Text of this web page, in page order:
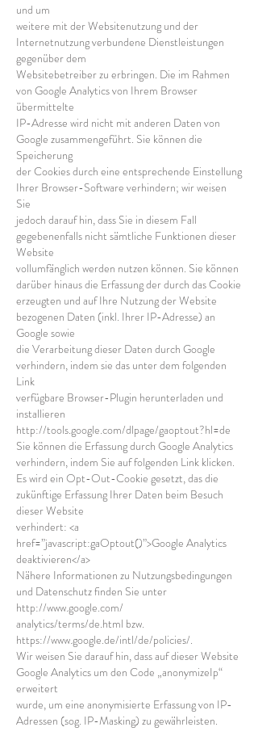
und um
weitere mit der Websitenutzung und der
Internetnutzung verbundene Dienstleistungen
gegenüber dem
Websitebetreiber zu erbringen. Die im Rahmen
von Google Analytics von Ihrem Browser
übermittelte
IP-Adresse wird nicht mit anderen Daten von
Google zusammengeführt. Sie können die
Speicherung
der Cookies durch eine entsprechende Einstellung
Ihrer Browser-Software verhindern; wir weisen
Sie
jedoch darauf hin, dass Sie in diesem Fall
gegebenenfalls nicht sämtliche Funktionen dieser
Website
vollumfänglich werden nutzen können. Sie können
darüber hinaus die Erfassung der durch das Cookie
erzeugten und auf Ihre Nutzung der Website
bezogenen Daten (inkl. Ihrer IP-Adresse) an
Google sowie
die Verarbeitung dieser Daten durch Google
verhindern, indem sie das unter dem folgenden
Link
verfügbare Browser-Plugin herunterladen und
installieren
http://tools.google.com/dlpage/gaoptout?hl=de
Sie können die Erfassung durch Google Analytics
verhindern, indem Sie auf folgenden Link klicken.
Es wird ein Opt-Out-Cookie gesetzt, das die
zukünftige Erfassung Ihrer Daten beim Besuch
dieser Website
verhindert: <a
href=”javascript:gaOptout()”>Google Analytics
deaktivieren</a>
Nähere Informationen zu Nutzungsbedingungen
und Datenschutz finden Sie unter
http://www.google.com/
analytics/terms/de.html bzw.
https://www.google.de/intl/de/policies/.
Wir weisen Sie darauf hin, dass auf dieser Website
Google Analytics um den Code „anonymizeIp“
erweitert
wurde, um eine anonymisierte Erfassung von IP-
Adressen (sog. IP-Masking) zu gewährleisten.